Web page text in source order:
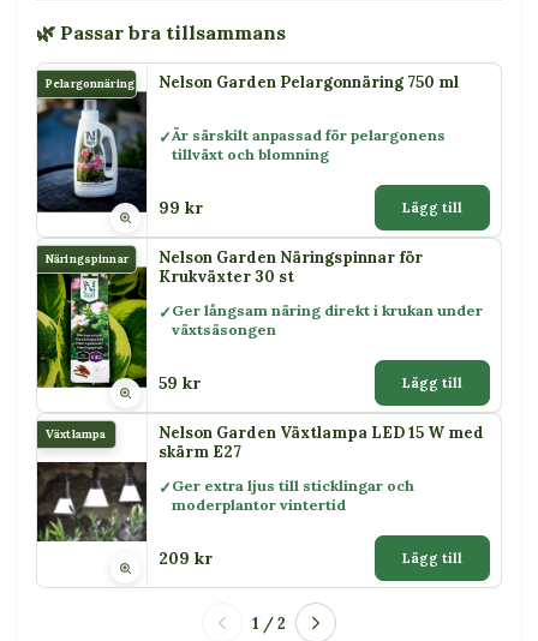
🌿 Passar bra tillsammans
Pelargonnäring Nelson Garden Pelargonnäring 750 ml
Är särskilt anpassad för pelargonens
tillväxt och blomning
99 kr Lägg till
Näringspinnar
Nelson Garden Näringspinnar för
Krukväxter 30 st
Ger långsam näring direkt i krukan under
växtsäsongen
59 kr Lägg till
Växtlampa
Nelson Garden Växtlampa LED 15 W med
skärm E27
Ger extra ljus till sticklingar och
moderplantor vintertid
209 kr Lägg till
1 / 2